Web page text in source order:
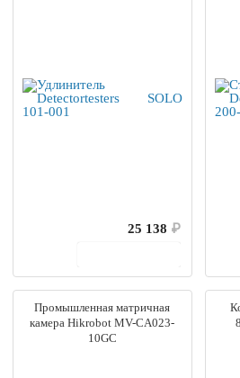
25 138 ₽
Промышленная матричная
камера Hikrobot MV-CA023-
10GC